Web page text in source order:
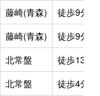
藤崎(青森)
徒歩9分
藤崎(青森)
徒歩9分
北常盤
徒歩13分
北常盤
徒歩4分